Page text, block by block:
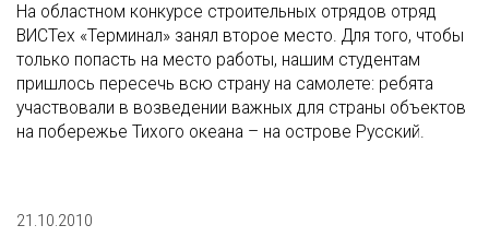
На областном конкурсе строительных отрядов отряд
ВИСТех «Терминал» занял второе место. Для того, чтобы
только попасть на место работы, нашим студентам
пришлось пересечь всю страну на самолете: ребята
участвовали в возведении важных для страны объектов
на побережье Тихого океана – на острове Русский.
21.10.2010